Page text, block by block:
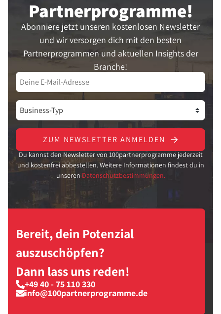
Partner­programme!
Abonniere jetzt unseren kostenlosen Newsletter
und wir versorgen dich mit den besten
Partnerprogrammen und aktuellen Insights der
Branche!
ZUM NEWSLETTER ANMELDEN
Du kannst den Newsletter von 100partnerprogramme jederzeit
und kostenfrei abbestellen. Weitere Informationen findest du in
unseren Datenschutzbestimmungen.
Bereit, dein Potenzial
auszuschöpfen?
Dann lass uns reden!
+49 40 - 75 110 330
info@100partnerprogramme.de